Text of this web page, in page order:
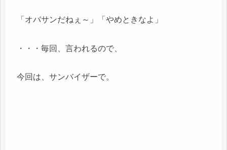
「オバサンだねぇ～」「やめときなよ」
・・・毎回、言われるので、
今回は、サンバイザーで。